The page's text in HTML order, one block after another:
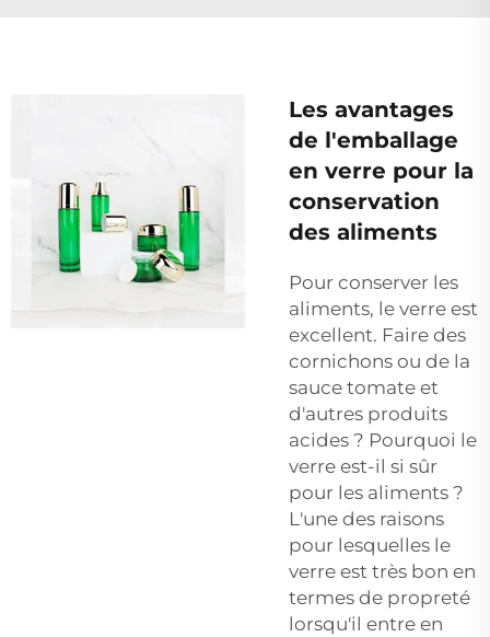
Les avantages
de l'emballage
en verre pour la
conservation
des aliments
Pour conserver les
aliments, le verre est
excellent. Faire des
cornichons ou de la
sauce tomate et
d'autres produits
acides ? Pourquoi le
verre est-il si sûr
pour les aliments ?
L'une des raisons
pour lesquelles le
verre est très bon en
termes de propreté
lorsqu'il entre en